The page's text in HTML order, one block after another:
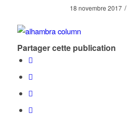
18 novembre 2017 /
Partager cette publication